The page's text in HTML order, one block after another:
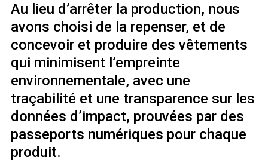
Au lieu d’arrêter la production, nous
avons choisi de la repenser, et de
concevoir et produire des vêtements
qui minimisent l’empreinte
environnementale, avec une
traçabilité et une transparence sur les
données d’impact, prouvées par des
passeports numériques pour chaque
produit.